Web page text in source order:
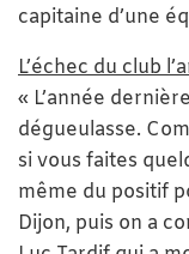
capitaine d’une
L’échec du club
« L’année
dégueulasse.
si vous faites
même du positif
Dijon, puis on a